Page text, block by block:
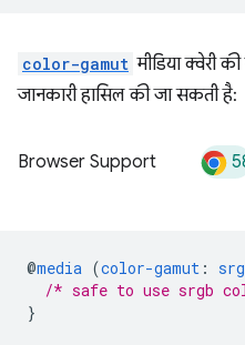
color-gamut मीडिया क्वेरी
जानकारी हासिल की जा सकती है:
Browser Support
@media (color-gamut :
/* safe to use srgb
}